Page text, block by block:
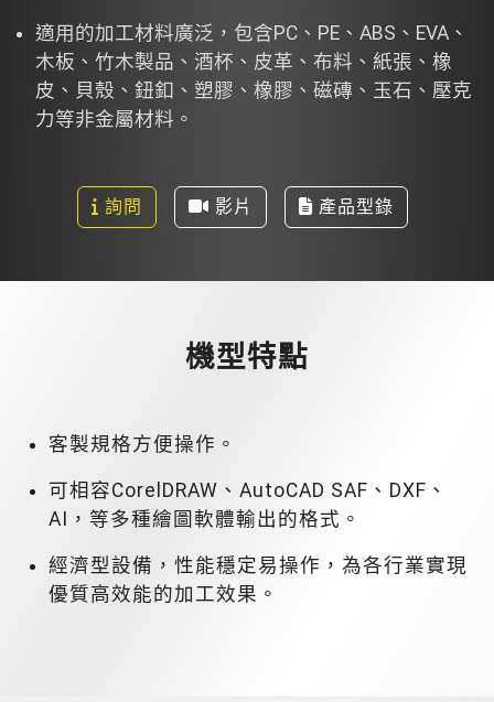
適用的加工材料廣泛，包含PC、PE、ABS、EVA、
木板、竹木製品、酒杯、皮革、布料、紙張、橡
皮、貝殼、鈕釦、塑膠、橡膠、磁磚、玉石、壓克
力等非金屬材料。
詢問 影片 產品型錄
機型特點
客製規格方便操作。
可相容CorelDRAW、AutoCAD SAF、DXF、
AI，等多種繪圖軟體輸出的格式。
經濟型設備，性能穩定易操作，為各行業實現
優質高效能的加工效果。